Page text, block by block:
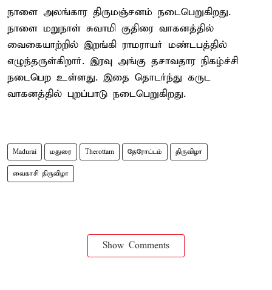
நாளை அலங்கார திருமஞ்சனம் நடைபெறுகிறது.
நாளை மறுநாள் சுவாமி குதிரை வாகனத்தில்
வைகையாற்றில் இறங்கி ராமராயர் மண்டபத்தில்
எழுந்தருள்கிறார். இரவு அங்கு தசாவதார நிகழ்ச்சி
நடைபெற உள்ளது. இதை தொடர்ந்து கருட
வாகனத்தில் புறப்பாடு நடைபெறுகிறது.
Madurai மதுரை Therottam தேரோட்டம் திருவிழா
வைகாசி திருவிழா
Show Comments